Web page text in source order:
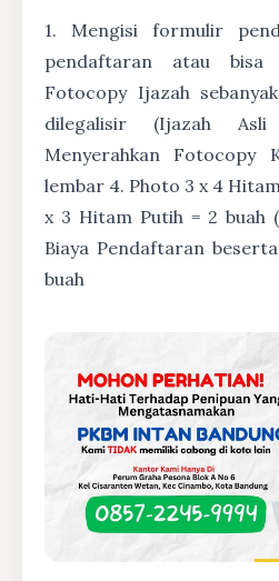
1. Mengisi formulir
pendaftaran atau bisa
Fotocopy Ijazah
dilegalisir (Ijazah Asli
Menyerahkan Fotocopy
lembar 4. Photo 3 x 4
x 3 Hitam Putih = 2 buah
Biaya Pendaftaran
buah